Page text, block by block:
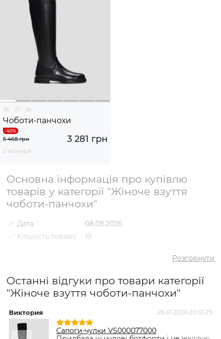
36 37 38
Чоботи-панчохи
3 281 грн
5 468 грн
2 кольори
Основна інформація про купівлю
товарів у категорії "Жіноче взуття
чоботи-панчохи"
✅ Дата
08.08.2026
✅ Кількість товару
19
✅ Середній
✅ Найдешевший
товар
2719 грн
товар
Найпопулярніший
Чоботи-панчохи VS000079506
Чорний - 2981 грн
Розгорнути
Останні відгуки про товари категорії
"Жіноче взуття чоботи-панчохи"
Виктория 26.01.2026 20:01:29
Сапоги-чулки VS000077000